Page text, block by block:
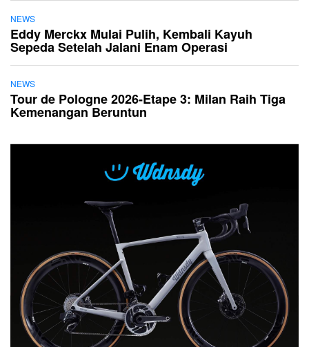
NEWS
Eddy Merckx Mulai Pulih, Kembali Kayuh
Sepeda Setelah Jalani Enam Operasi
NEWS
Tour de Pologne 2026-Etape 3: Milan Raih Tiga
Kemenangan Beruntun